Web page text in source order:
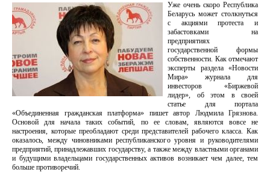
Уже очень скоро Республика
Беларусь может столкнуться
с акциями протеста и
забастовками на
предприятиях
государственной формы
собственности. Как отмечают
эксперты раздела «Новости
Мира» журнала для
инвесторов «Биржевой
лидер», об этом в своей
статье для портала
«Объединенная гражданская платформа» пишет автор Людмила Грязнова.
Основой для начала таких событий, по ее словам, являются вовсе не
настроения, которые преобладают среди представителей рабочего класса. Как
оказалось, между чиновниками республиканского уровня и руководителями
предприятий, принадлежавших государству, а также между властными органами
и будущими владельцами государственных активов возникает чем далее, тем
больше противоречий.